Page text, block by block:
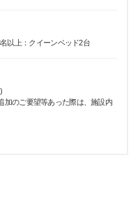
以上：クイーンベッド2台
加のご要望等あった際は、施設内